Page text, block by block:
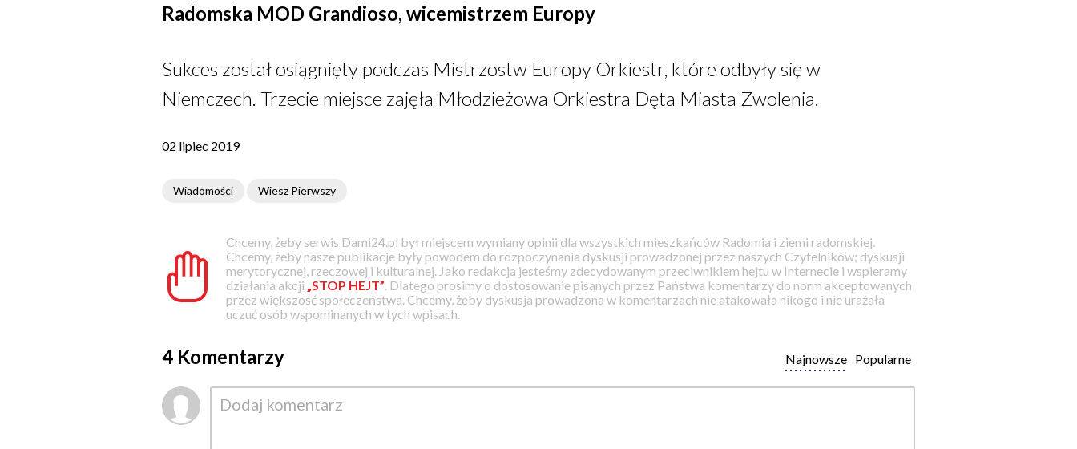
Radomska MOD Grandioso, wicemistrzem Europy
Sukces został osiągnięty podczas Mistrzostw Europy Orkiestr, które odbyły się w
Niemczech. Trzecie miejsce zajęła Młodzieżowa Orkiestra Dęta Miasta Zwolenia.
02 lipiec 2019
Wiadomości Wiesz Pierwszy
Chcemy, żeby serwis Dami24.pl był miejscem wymiany opinii dla wszystkich mieszkańców Radomia i ziemi radomskiej.
Chcemy, żeby nasze publikacje były powodem do rozpoczynania dyskusji prowadzonej przez naszych Czytelników; dyskusji
merytorycznej, rzeczowej i kulturalnej. Jako redakcja jesteśmy zdecydowanym przeciwnikiem hejtu w Internecie i wspieramy
działania akcji „STOP HEJT” . Dlatego prosimy o dostosowanie pisanych przez Państwa komentarzy do norm akceptowanych
przez większość społeczeństwa. Chcemy, żeby dyskusja prowadzona w komentarzach nie atakowała nikogo i nie urażała
uczuć osób wspominanych w tych wpisach.
4 Komentarzy Popularne
Najnowsze